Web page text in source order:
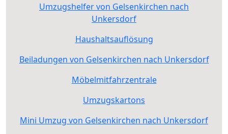
Umzugshelfer von Gelsenkirchen nach
Unkersdorf
Haushaltsauflösung
Beiladungen von Gelsenkirchen nach Unkersdorf
Möbelmitfahrzentrale
Umzugskartons
Mini Umzug von Gelsenkirchen nach Unkersdorf